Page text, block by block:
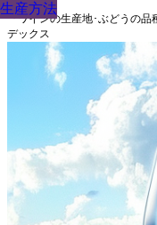
『ワインの生産地･ぶどうの品
デックス
生産方法
生産方法
生産方法
生産方法
生産方法
生産方法
生産方法
生産方法
生産方法